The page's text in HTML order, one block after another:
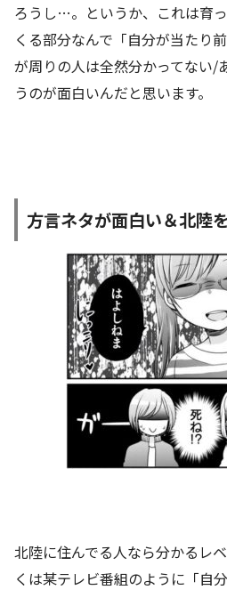
ろうし…。というか、これは育
くる部分なんで「自分が当たり
が周りの人は全然分かってない/
うのが面白いんだと思います。
方言ネタが面白い＆北陸
北陸に住んでる人なら分かるレ
くは某テレビ番組のように「自